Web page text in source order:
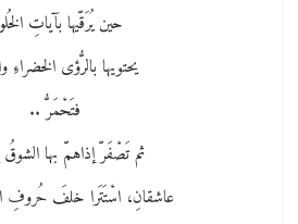
حين يُرَقّيها بآياتِ
يحتويها بالرُّؤى الخضراءِ
فتَحْمَرُّ ..
ثم تَصْفَرّ إذاهمّ بها
عاشقانِ، اسْتَتَرا خلفَ حُروفِ